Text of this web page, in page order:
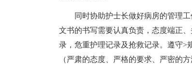
同时协助护士长做好病房的管理
文书的书写需要认真负责，态度端正
录，危重护理记录及抢救记录。遵守>
（严肃的态度、严格的要求、严密的方